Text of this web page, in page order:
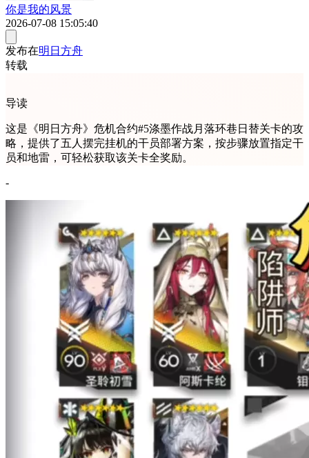
你是我的风景
2026-07-08 15:05:40
发布在明日方舟
转载
导读
这是《明日方舟》危机合约#5涤墨作战月落环巷日替关卡的攻
略，提供了五人摆完挂机的干员部署方案，按步骤放置指定干
员和地雷，可轻松获取该关卡全奖励。
-